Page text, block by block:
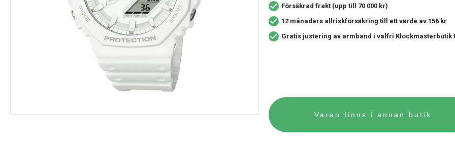
Försäkrad frakt (upp till 70 000 kr)
12 månaders allriskförsäkring till ett värde av 156 kr
Gratis justering av armband i valfri Klockmasterbutik